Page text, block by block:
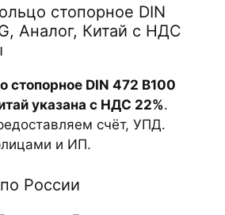
стопорное DIN
Аналог, Китай с НДС
стопорное DIN 472 B100
указана с НДС 22%.
счёт, УПД.
и ИП.
России